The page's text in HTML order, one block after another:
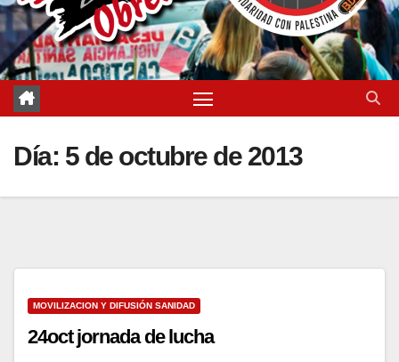
Día: 5 de octubre de 2013
MOVILIZACION Y DIFUSIÓN SANIDAD
24oct jornada de lucha